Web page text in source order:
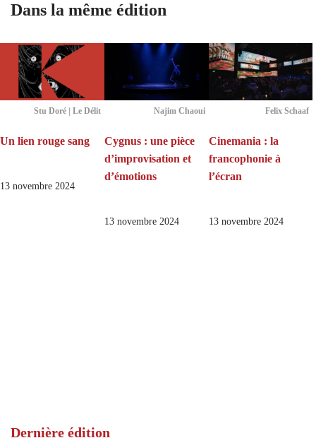
Dans la même édition
Stu Doré | Le Délit
Un lien rouge sang
13 novembre 2024
Najim Chaoui
Cygnus : une pièce
d’improvisation et
d’émotions
13 novembre 2024
Felix Schaaf
Cinemania : la
francophonie à
l’écran
13 novembre 2024
Dernière édition